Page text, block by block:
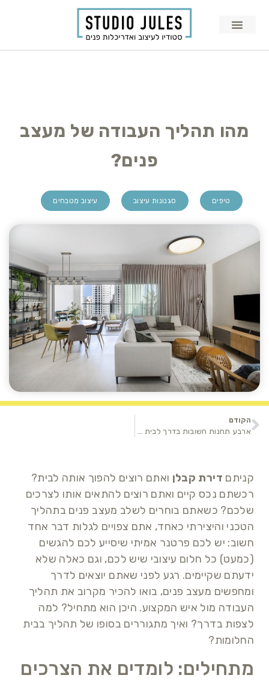
מהו תהליך העבודה של מעצב
פנים?
טיפים סגנונות עיצוב עיצוב מטבחים
הקודם
קניתם דירת קבלן ואתם רוצים להפוך אותה לבית?
רכשתם נכס קיים ואתם רוצים להתאים אותו לצרכים
שלכם? כשאתם בוחרים לשלב מעצב פנים בתהליך
הטכני והיצירתי כאחד, אתם צפויים לגלות דבר אחד
חשוב: יש לכם פרטנר אמיתי שיסייע לכם להגשים
(כמעט) כל חלום עיצובי שיש לכם, וגם כאלה שלא
ידעתם שקיימים. רגע לפני שאתם יוצאים לדרך
ומחפשים מעצב פנים, בואו להכיר מקרוב את תהליך
העבודה מול איש המקצוע. היכן הוא מתחיל? למה
לצפות בדרך? ואיך מתגוררים בסופו של תהליך בבית
החלומות?
מתחילים: לומדים את הצרכים